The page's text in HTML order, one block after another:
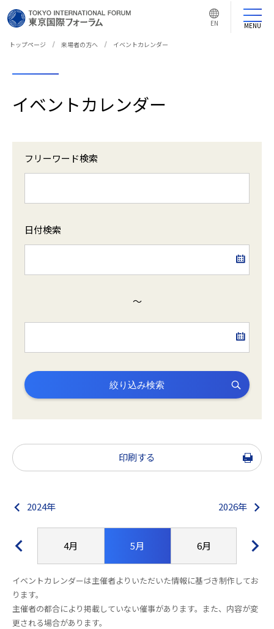
言
語
切
EN MENU
トップページ 来場者の方へ イベントカレンダー
イベントカレンダー
フリーワード検索
日付検索
～
絞り込み検索
印刷する
2024年 2026年
4月 5月 6月
イベントカレンダーは主催者よりいただいた情報に基づき制作してお
ります。
主催者の都合により掲載していない催事があります。また、内容が変
更される場合があります。